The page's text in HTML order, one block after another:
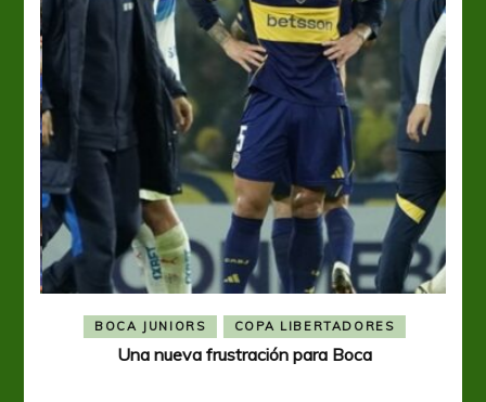
BOCA JUNIORS COPA LIBERTADORES
Una nueva frustración para Boca